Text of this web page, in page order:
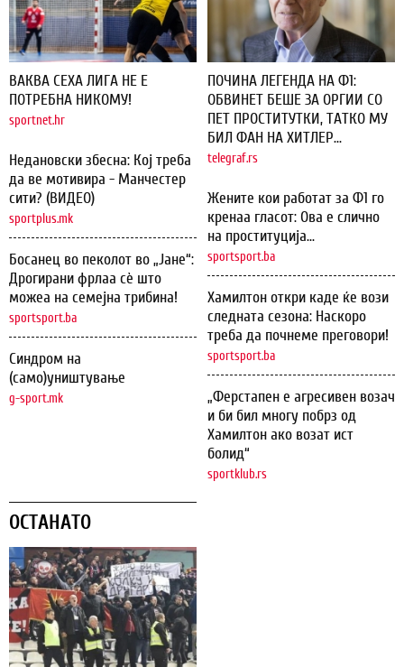
ВАКВА СЕХА ЛИГА НЕ Е
ПОТРЕБНА НИКОМУ!
sportnet.hr
Недановски збесна: Кој треба
да ве мотивира - Манчестер
сити? (ВИДЕО)
sportplus.mk
Босанец во пеколот во „Јане“:
Дрогирани фрлаа сѐ што
можеа на семејна трибина!
sportsport.ba
Синдром на
(само)уништување
g-sport.mk
ПОЧИНА ЛЕГЕНДА НА Ф1:
ОБВИНЕТ БЕШЕ ЗА ОРГИИ СО
ПЕТ ПРОСТИТУТКИ, ТАТКО МУ
БИЛ ФАН НА ХИТЛЕР...
telegraf.rs
Жените кои работат за Ф1 го
кренаа гласот: Ова е слично
на проституција...
sportsport.ba
Хамилтон откри каде ќе вози
следната сезона: Наскоро
треба да почнеме преговори!
sportsport.ba
„Ферстапен е агресивен возач
и би бил многу побрз од
Хамилтон ако возат ист
болид“
sportklub.rs
ОСТАНАТО